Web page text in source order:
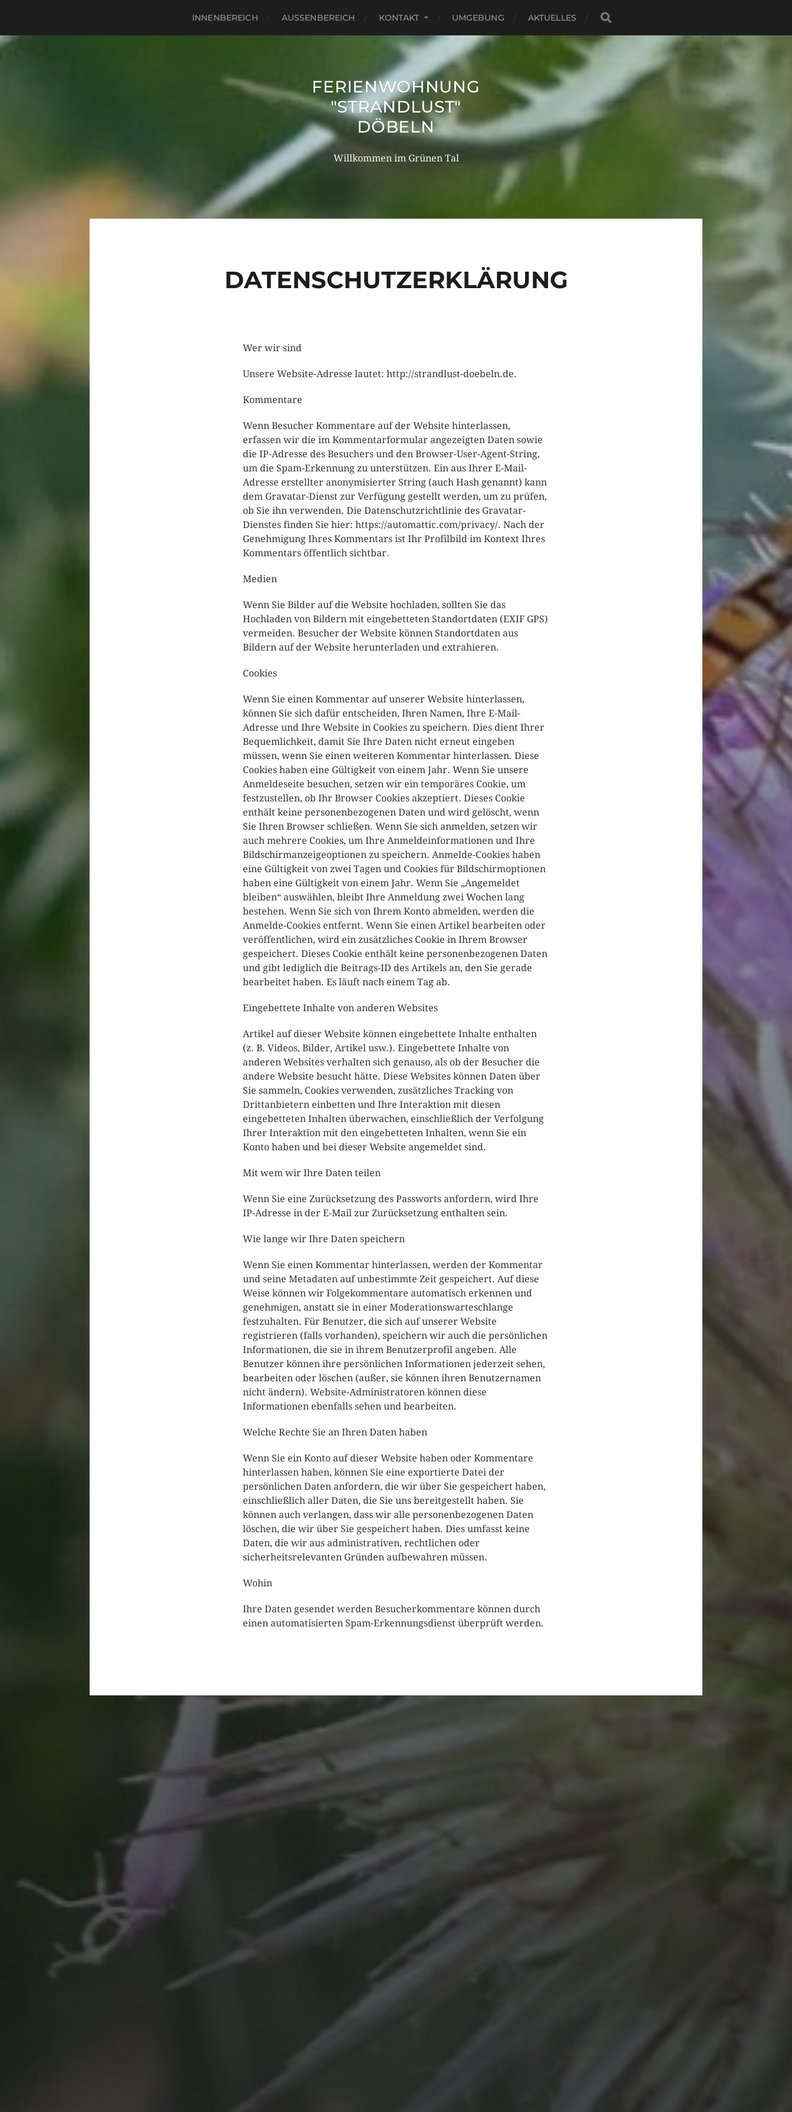
INNENBEREICH AUSSENBEREICH KONTAKT UMGEBUNG AKTUELLES
FERIENWOHNUNG
"STRANDLUST"
DÖBELN
Willkommen im Grünen Tal
DATENSCHUTZERKLÄRUNG
Wer wir sind
Unsere Website-Adresse lautet: http://strandlust-doebeln.de.
Kommentare
Wenn Besucher Kommentare auf der Website hinterlassen,
erfassen wir die im Kommentarformular angezeigten Daten sowie
die IP-Adresse des Besuchers und den Browser-User-Agent-String,
um die Spam-Erkennung zu unterstützen. Ein aus Ihrer E-Mail-
Adresse erstellter anonymisierter String (auch Hash genannt) kann
dem Gravatar-Dienst zur Verfügung gestellt werden, um zu prüfen,
ob Sie ihn verwenden. Die Datenschutzrichtlinie des Gravatar-
Dienstes finden Sie hier: https://automattic.com/privacy/. Nach der
Genehmigung Ihres Kommentars ist Ihr Profilbild im Kontext Ihres
Kommentars öffentlich sichtbar.
Medien
Wenn Sie Bilder auf die Website hochladen, sollten Sie das
Hochladen von Bildern mit eingebetteten Standortdaten (EXIF GPS)
vermeiden. Besucher der Website können Standortdaten aus
Bildern auf der Website herunterladen und extrahieren.
Cookies
Wenn Sie einen Kommentar auf unserer Website hinterlassen,
können Sie sich dafür entscheiden, Ihren Namen, Ihre E-Mail-
Adresse und Ihre Website in Cookies zu speichern. Dies dient Ihrer
Bequemlichkeit, damit Sie Ihre Daten nicht erneut eingeben
müssen, wenn Sie einen weiteren Kommentar hinterlassen. Diese
Cookies haben eine Gültigkeit von einem Jahr. Wenn Sie unsere
Anmeldeseite besuchen, setzen wir ein temporäres Cookie, um
festzustellen, ob Ihr Browser Cookies akzeptiert. Dieses Cookie
enthält keine personenbezogenen Daten und wird gelöscht, wenn
Sie Ihren Browser schließen. Wenn Sie sich anmelden, setzen wir
auch mehrere Cookies, um Ihre Anmeldeinformationen und Ihre
Bildschirmanzeigeoptionen zu speichern. Anmelde-Cookies haben
eine Gültigkeit von zwei Tagen und Cookies für Bildschirmoptionen
haben eine Gültigkeit von einem Jahr. Wenn Sie „Angemeldet
bleiben“ auswählen, bleibt Ihre Anmeldung zwei Wochen lang
bestehen. Wenn Sie sich von Ihrem Konto abmelden, werden die
Anmelde-Cookies entfernt. Wenn Sie einen Artikel bearbeiten oder
veröffentlichen, wird ein zusätzliches Cookie in Ihrem Browser
gespeichert. Dieses Cookie enthält keine personenbezogenen Daten
und gibt lediglich die Beitrags-ID des Artikels an, den Sie gerade
bearbeitet haben. Es läuft nach einem Tag ab.
Eingebettete Inhalte von anderen Websites
Artikel auf dieser Website können eingebettete Inhalte enthalten
(z. B. Videos, Bilder, Artikel usw.). Eingebettete Inhalte von
anderen Websites verhalten sich genauso, als ob der Besucher die
andere Website besucht hätte. Diese Websites können Daten über
Sie sammeln, Cookies verwenden, zusätzliches Tracking von
Drittanbietern einbetten und Ihre Interaktion mit diesen
eingebetteten Inhalten überwachen, einschließlich der Verfolgung
Ihrer Interaktion mit den eingebetteten Inhalten, wenn Sie ein
Konto haben und bei dieser Website angemeldet sind.
Mit wem wir Ihre Daten teilen
Wenn Sie eine Zurücksetzung des Passworts anfordern, wird Ihre
IP-Adresse in der E-Mail zur Zurücksetzung enthalten sein.
Wie lange wir Ihre Daten speichern
Wenn Sie einen Kommentar hinterlassen, werden der Kommentar
und seine Metadaten auf unbestimmte Zeit gespeichert. Auf diese
Weise können wir Folgekommentare automatisch erkennen und
genehmigen, anstatt sie in einer Moderationswarteschlange
festzuhalten. Für Benutzer, die sich auf unserer Website
registrieren (falls vorhanden), speichern wir auch die persönlichen
Informationen, die sie in ihrem Benutzerprofil angeben. Alle
Benutzer können ihre persönlichen Informationen jederzeit sehen,
bearbeiten oder löschen (außer, sie können ihren Benutzernamen
nicht ändern). Website-Administratoren können diese
Informationen ebenfalls sehen und bearbeiten.
Welche Rechte Sie an Ihren Daten haben
Wenn Sie ein Konto auf dieser Website haben oder Kommentare
hinterlassen haben, können Sie eine exportierte Datei der
persönlichen Daten anfordern, die wir über Sie gespeichert haben,
einschließlich aller Daten, die Sie uns bereitgestellt haben. Sie
können auch verlangen, dass wir alle personenbezogenen Daten
löschen, die wir über Sie gespeichert haben. Dies umfasst keine
Daten, die wir aus administrativen, rechtlichen oder
sicherheitsrelevanten Gründen aufbewahren müssen.
Wohin
Ihre Daten gesendet werden Besucherkommentare können durch
einen automatisierten Spam-Erkennungsdienst überprüft werden.